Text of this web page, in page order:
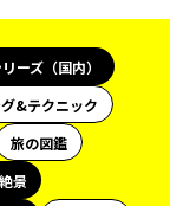
ーズ（国内）
&テクニック
旅の図鑑
景